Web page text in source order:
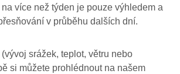
více než týden je pouze výhledem a
v průběhu dalších dní.
srážek, teplot, větru nebo
si můžete prohlédnout na našem